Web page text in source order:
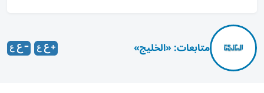
متابعات: «الخليج»